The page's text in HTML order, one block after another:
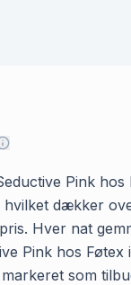
Pink
hvilket dækker
Hver nat
Pink hos
som